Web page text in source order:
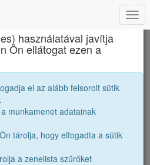
Kollégium
kissebbek |1909 12A
használatával javítja
Ön ellátogat ezen a
el az alább felsorolt sütik
munkamenet adatainak
tárolja, hogy elfogadta a sütik
a zenelista szűrőket